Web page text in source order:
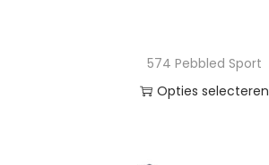
574 Pebbled Sport
Opties selecteren